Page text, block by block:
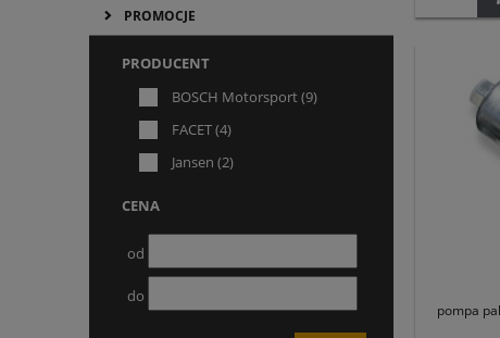
PROMOCJE
PRODUCENT
BOSCH Motorsport(9)
FACET(4)
Jansen (2)
CENA
od
do
pompa